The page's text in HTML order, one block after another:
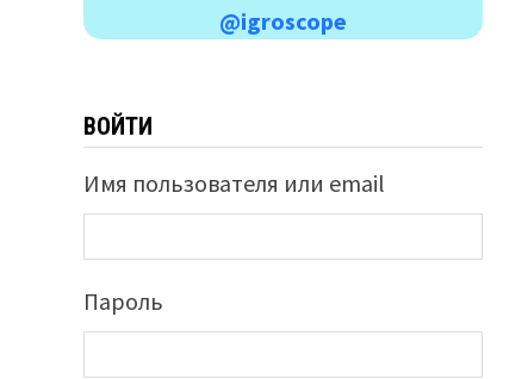
@igroscope
ВОЙТИ
Имя пользователя или email
Пароль